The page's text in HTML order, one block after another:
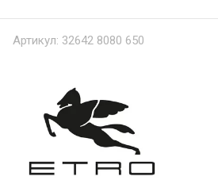
Артикул: 32642 8080 650